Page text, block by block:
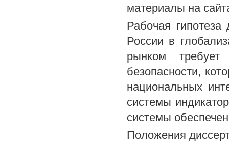
материалы на
Рабочая
России в
рынком
безопасности,
национальных
системы
системы
Положения